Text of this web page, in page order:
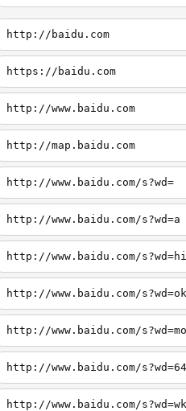
http://baidu.com
https://baidu.com
http://www.baidu.com
http://map.baidu.com
http://www.baidu.com/s?wd=
http://www.baidu.com/s?wd=a
http://www.baidu.com/s?wd=hi
http://www.baidu.com/s?wd=ok
http://www.baidu.com/s?wd=mo
http://www.baidu.com/s?wd=64
http://www.baidu.com/s?wd=wk